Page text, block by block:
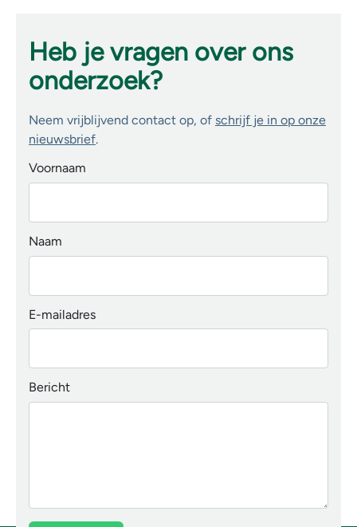
Heb je vragen over ons
onderzoek?
Neem vrijblijvend contact op, of schrijf je in op onze
nieuwsbrief.
Voornaam
Naam
E-mailadres
Bericht